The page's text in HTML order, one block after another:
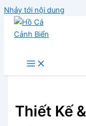
Nhảy tới nội dung
Thiết Kế